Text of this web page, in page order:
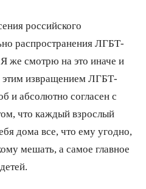
российского
распространения ЛГБТ-
же смотрю на это иначе и
этим извращением ЛГБТ-
и абсолютно согласен с
что каждый взрослый
дома все, что ему угодно,
мешать, а самое главное